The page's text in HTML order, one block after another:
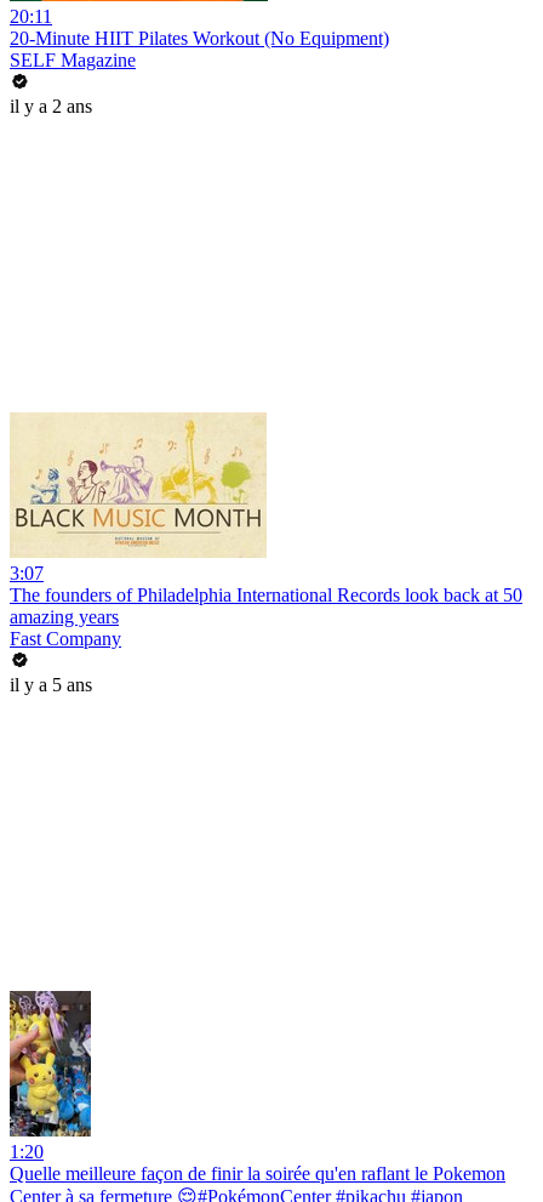
20:11
20-Minute HIIT Pilates Workout (No Equipment)
SELF Magazine
il y a 2 ans
3:07
The founders of Philadelphia International Records look back at 50
amazing years
Fast Company
il y a 5 ans
1:20
Quelle meilleure façon de finir la soirée qu'en raflant le Pokemon
Center à sa fermeture 😌#PokémonCenter #pikachu #japon